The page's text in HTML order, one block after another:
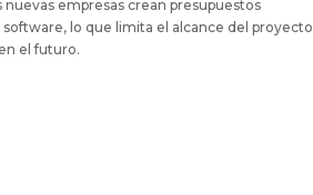
empresas crean presupuestos
software, lo que limita el alcance del proyecto
el futuro.